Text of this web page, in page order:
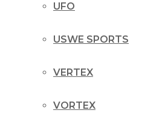
UFO
USWE SPORTS
VERTEX
VORTEX